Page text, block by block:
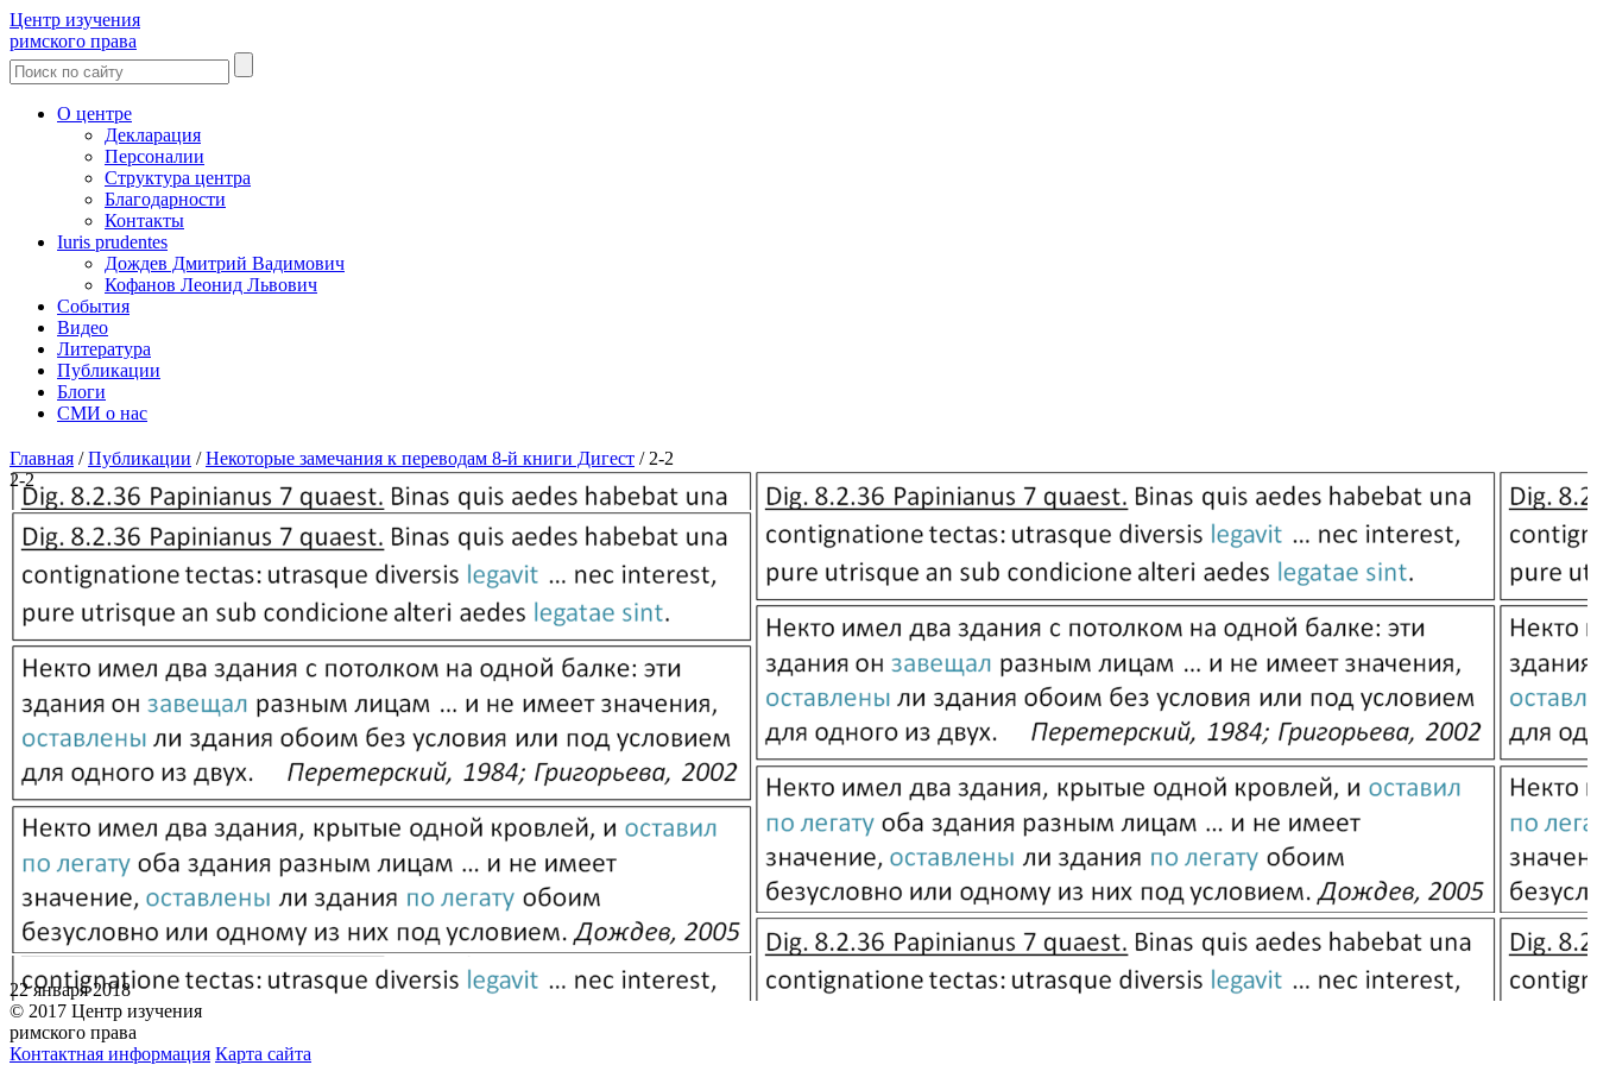
Центр изучения
римского права
О центре
Декларация
Персоналии
Структура центра
Благодарности
Контакты
Iuris prudentes
Дождев Дмитрий Вадимович
Кофанов Леонид Львович
События
Видео
Литература
Публикации
Блоги
СМИ о нас
Главная /Публикации /Некоторые замечания к переводам 8-й книги Дигест / 2-2
2-2
22 января 2018
© 2017 Центр изучения
римского права
Контактная информация Карта сайта